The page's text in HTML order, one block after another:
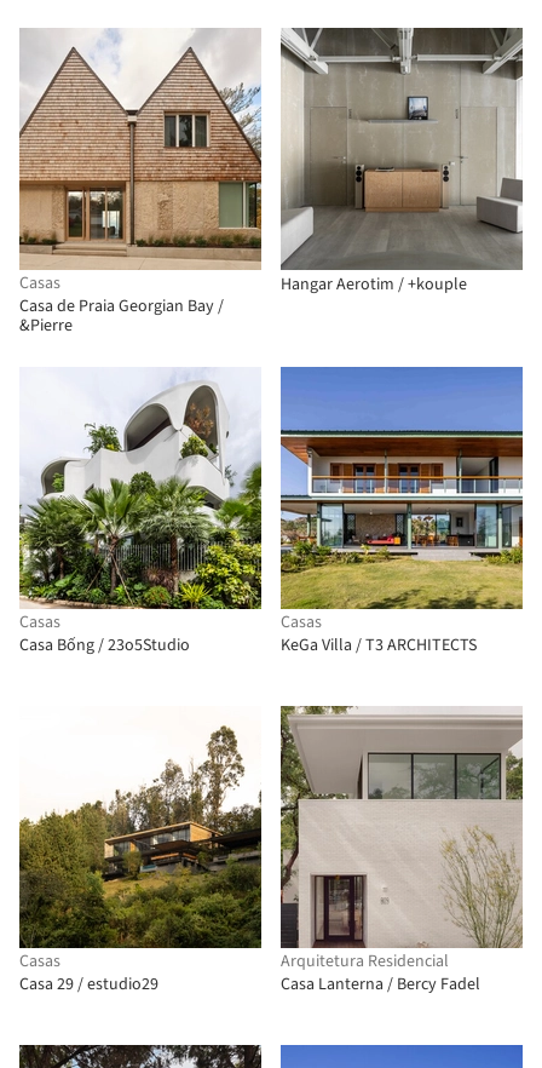
Casas
Casa de Praia Georgian Bay /
&Pierre
Hangar Aerotim / +kouple
Casas
Casa Bống / 23o5Studio
Casas
KeGa Villa / T3 ARCHITECTS
Casas
Casa 29 / estudio29
Arquitetura Residencial
Casa Lanterna / Bercy Fadel